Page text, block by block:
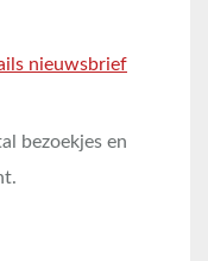
bezoekjes en